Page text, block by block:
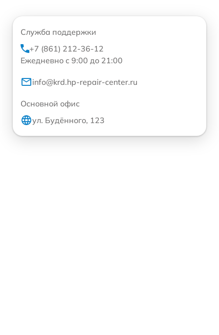
Служба поддержки
+7 (861) 212-36-12
Ежедневно с 9:00 до 21:00
info@krd.hp-repair-center.ru
Основной офис
ул. Будённого, 123